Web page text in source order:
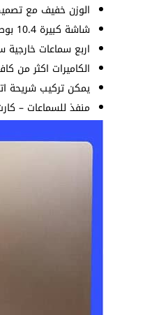
الوزن خفيف مع
شاشة كبيرة 10.4 بوصة سطوعها جيد والوانها جيدة.
اربع سماعات
الكاميرات اكثر من
يمكن تركيب شريحة
منفذ للسماعات –